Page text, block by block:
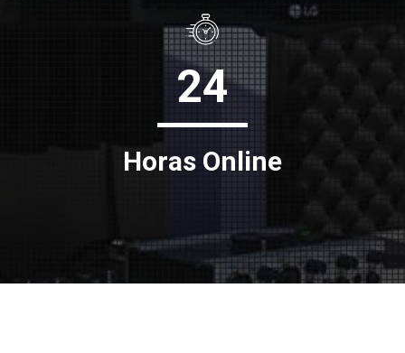
24
Horas Online